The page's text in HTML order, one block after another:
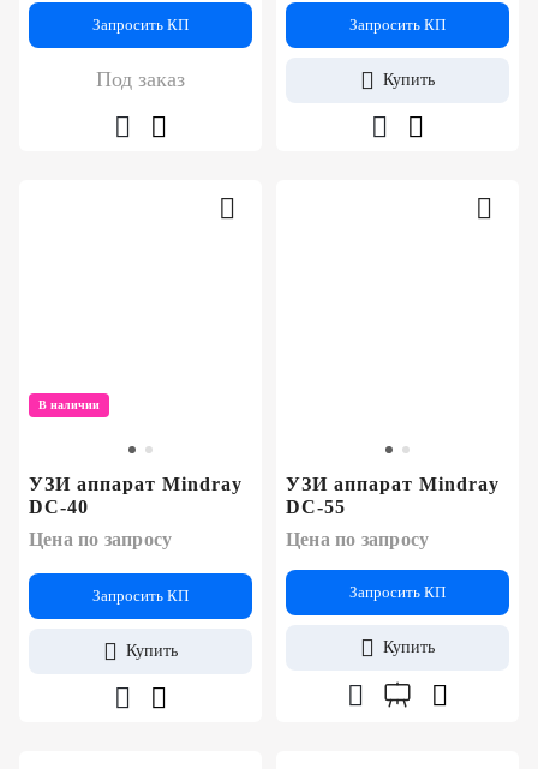
Запросить КП
Под заказ
Запросить КП
Купить
В наличии
УЗИ аппарат Mindray
DC-40
Цена по запросу
Запросить КП
Купить
УЗИ аппарат Mindray
DC-55
Цена по запросу
Запросить КП
Купить